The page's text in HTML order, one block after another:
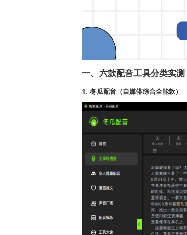
一、六款配音工具分类实测
1. 冬瓜配音（自媒体综合全能款）